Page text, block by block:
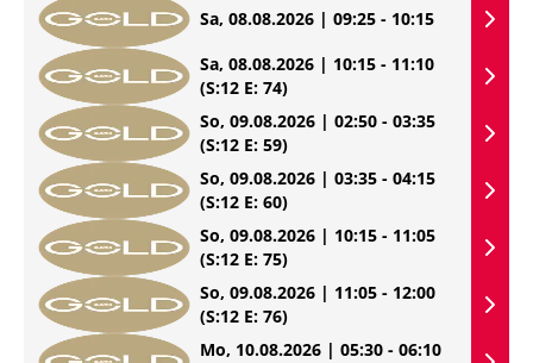
Sa, 08.08.2026 | 09:25 - 10:15
Sa, 08.08.2026 | 10:15 - 11:10
(S:12 E: 74)
So, 09.08.2026 | 02:50 - 03:35
(S:12 E: 59)
So, 09.08.2026 | 03:35 - 04:15
(S:12 E: 60)
So, 09.08.2026 | 10:15 - 11:05
(S:12 E: 75)
So, 09.08.2026 | 11:05 - 12:00
(S:12 E: 76)
Mo, 10.08.2026 | 05:30 - 06:10